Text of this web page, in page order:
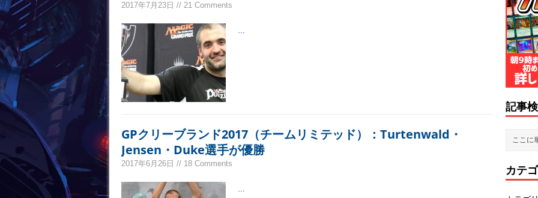
2017年7月23日 // 21 Comments
GPクリーブランド2017（チームリミテッド）：Turtenwald・
Jensen・Duke選手が優勝
2017年6月26日 // 18 Comments
記事
カテ